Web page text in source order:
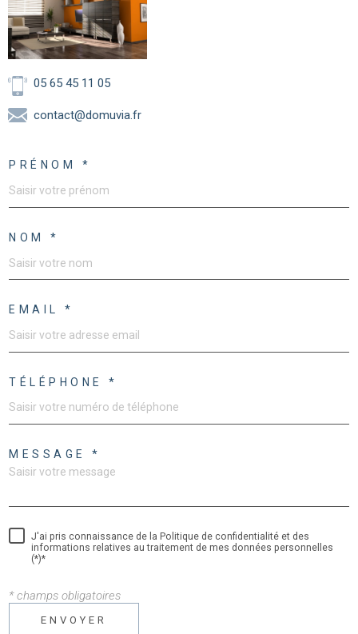
05 65 45 11 05
contact@domuvia.fr
PRÉNOM *
NOM *
EMAIL *
TÉLÉPHONE *
MESSAGE *
J'ai pris connaissance de la Politique de confidentialité et des
informations relatives au traitement de mes données personnelles
(*)*
* champs obligatoires
ENVOYER